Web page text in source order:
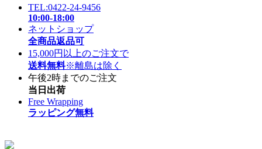
TEL:0422-24-9456
10:00-18:00
ネットショップ
全商品返品可
15,000円以上のご注文で
送料無料※離島は除く
午後2時までのご注文
当日出荷
Free Wrapping
ラッピング無料